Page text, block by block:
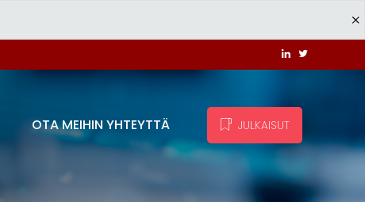
JULKAISUT
OTA MEIHIN YHTEYTTÄ